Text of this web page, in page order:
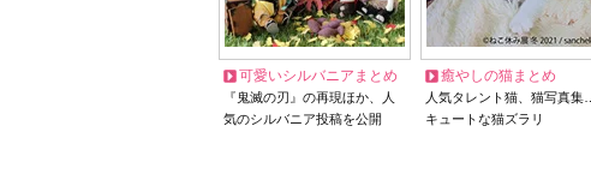
可愛いシルバニアまとめ
『鬼滅の刃』の再現ほか、人
気のシルバニア投稿を公開
癒やしの猫まとめ
人気タレント猫、猫写真集…
キュートな猫ズラリ